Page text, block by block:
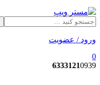
ورود / عضویت
0
63331210939